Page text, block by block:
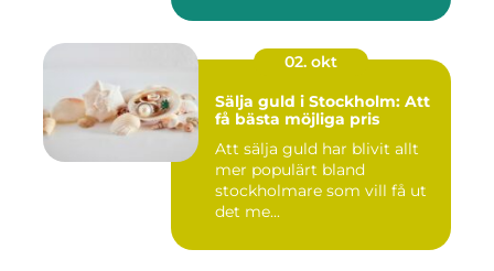
02. okt
Sälja guld i Stockholm: Att
få bästa möjliga pris
Att sälja guld har blivit allt
mer populärt bland
stockholmare som vill få ut
det me...